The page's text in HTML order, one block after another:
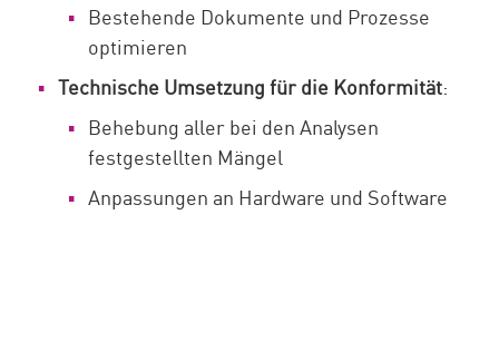
Bestehende Dokumente und Prozesse
optimieren
Technische Umsetzung für die Konformität:
Behebung aller bei den Analysen
festgestellten Mängel
Anpassungen an Hardware und Software